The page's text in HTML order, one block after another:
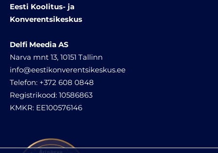
Eesti Koolitus- ja
Konverentsikeskus
Delfi Meedia AS
Narva mnt 13, 10151 Tallinn
info@eestikonverentsikeskus.ee
Telefon: +372 608 0848
Registrikood: 10586863
KMKR: EE100576146